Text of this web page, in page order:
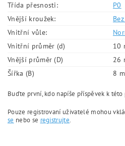
Třída přesnosti:
P0
Vnější kroužek:
Vnitřní vůle:
Vnitřní průměr (d)
10
Vnější průměr (D)
26
Šířka (B)
8
Buďte první, kdo napíše příspěvek k této
Pouze registrovaní uživatelé mohou
se nebo se registrujte.